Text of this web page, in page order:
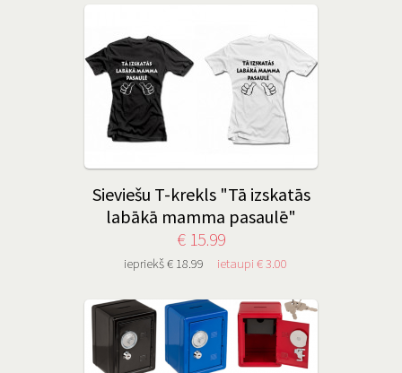
Sieviešu T-krekls "Tā izskatās
labākā mamma pasaulē"
€ 15.99
iepriekš € 18.99 ietaupi € 3.00